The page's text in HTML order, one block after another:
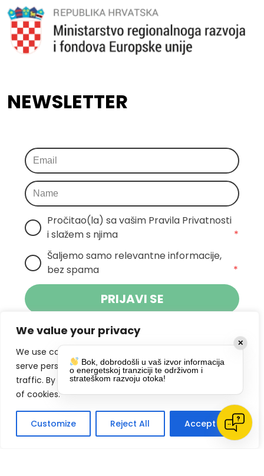
We value your privacy
We use cookies to enhance your browsing experience,
serve personalized ads or content, and analyze our
traffic. By clicking "Accept All", you consent to our use
of cookies.
Customize Reject All Accept All
NEWSLETTER
Pročitao(la) sa vašim Pravila Privatnosti
i slažem s njima
*
Šaljemo samo relevantne informacije,
bez spama
*
PRIJAVI SE
Klikom na gumb dajete suglasnost za
primanje novosti Pokreta Otoka te se
slažete spolitikom privatnosti.
DRUŠTVENE MREŽE
✕
Bok, dobrodošli u vaš izvor informacija
o energetskoj tranziciji te održivom i
strateškom razvoju otoka!